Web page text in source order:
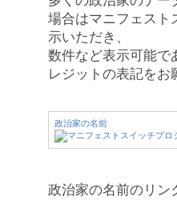
場合はマニフェスト
示いただき、
数件など表示可能で
レジットの表記をお
政治家の名前
政治家の名前のリン